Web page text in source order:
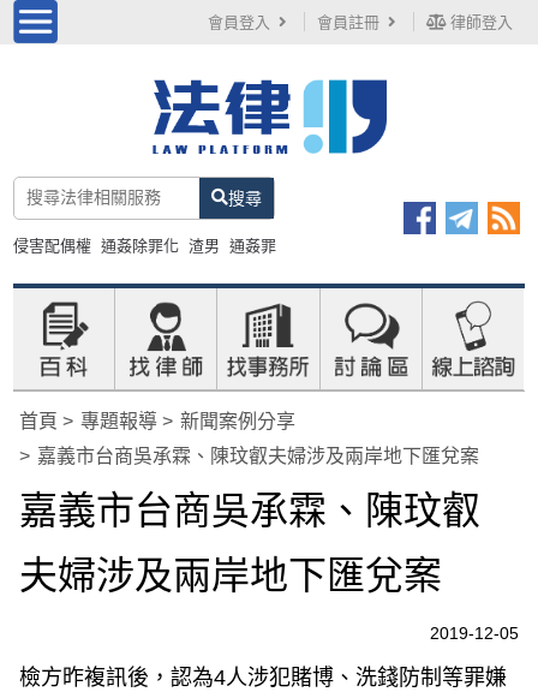
會員登入 會員註冊 律師登入
搜尋
侵害配偶權 通姦除罪化 渣男 通姦罪
首頁 專題報導
新聞案例分享
嘉義市台商吳承霖、陳玟叡夫婦涉及兩岸地下匯兌案
嘉義市台商吳承霖、陳玟叡
夫婦涉及兩岸地下匯兌案
2019-12-05
檢方昨複訊後，認為4人涉犯賭博、洗錢防制等罪嫌